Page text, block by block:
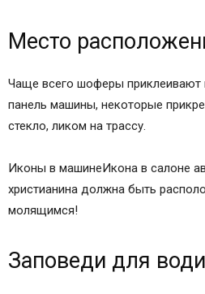
Место
Чаще всего шоферы
панель машины, некоторые
стекло, ликом на трассу.
Иконы в машинеИкона в салоне
христианина должна быть
молящимся!
Заповеди для